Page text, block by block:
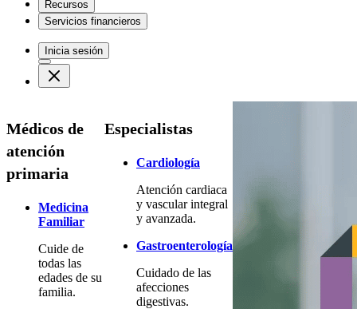
Recursos
Servicios financieros
Inicia sesión
Médicos de
atención
primaria
Medicina
Familiar
Cuide de
todas las
edades de su
familia.
Especialistas
Cardiología
Atención cardiaca
y vascular integral
y avanzada.
Gastroenterología
Cuidado de las
afecciones
digestivas.